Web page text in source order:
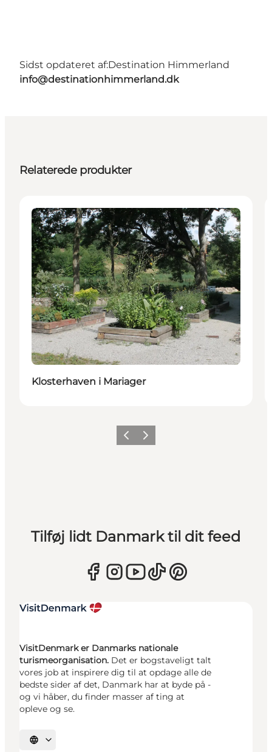
Sidst opdateret af:Destination Himmerland
info@destinationhimmerland.dk
Relaterede produkter
Attraktioner
Klosterhaven i Mariager
ForrigeNæste
Tilføj lidt Danmark til dit feed
VisitDenmark er Danmarks nationale
turismeorganisation. Det er bogstaveligt talt
vores job at inspirere dig til at opdage alle de
bedste sider af det, Danmark har at byde på -
og vi håber, du finder masser af ting at
opleve og se.
Vælg sprog